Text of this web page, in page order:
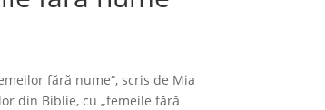
fără nume“, scris de Mia
din Biblie, cu „femeile fără